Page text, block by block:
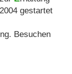
gestartet
Besuchen